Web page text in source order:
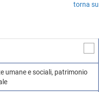
torna su
umane e sociali, patrimonio